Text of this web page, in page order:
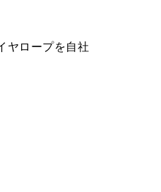
ヤロープを自社